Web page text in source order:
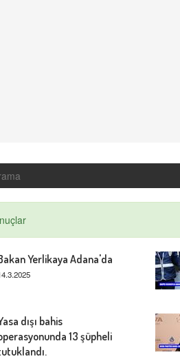
Yerlikaya Adana'da
dışı bahis
13 şüpheli